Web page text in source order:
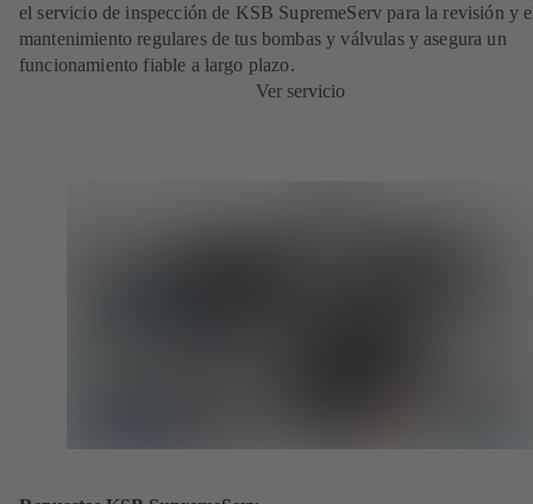
el servicio de inspección de KSB SupremeServ para la revisión y
mantenimiento regulares de tus bombas y válvulas y asegura un
funcionamiento fiable a largo plazo.
Ver servicio